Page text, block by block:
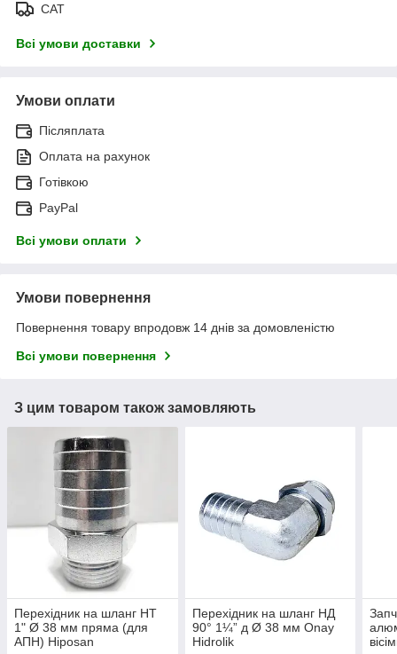
САТ
Всі умови доставки
Умови оплати
Післяплата
Оплата на рахунок
Готівкою
PayPal
Всі умови оплати
Умови повернення
Повернення товару впродовж 14 днів за домовленістю
Всі умови повернення
З цим товаром також замовляють
Перехідник на шланг НТ
1" Ø 38 мм пряма (для
АПН) Hiposan
Перехідник на шланг НД
90° 1¼” д Ø 38 мм Onay
Hidrolik